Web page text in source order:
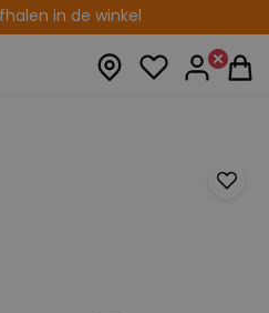
in de winkel